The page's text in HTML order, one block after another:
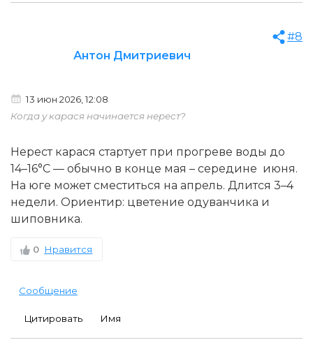
Антон Дмитриевич
#8
13 июн 2026, 12:08
Когда у карася начинается нерест?
Нерест карася стартует при прогреве воды до
14–16°C — обычно в конце мая – середине июня.
На юге может сместиться на апрель. Длится 3–4
недели. Ориентир: цветение одуванчика и
шиповника.
0 Нравится
Сообщение
Цитировать Имя